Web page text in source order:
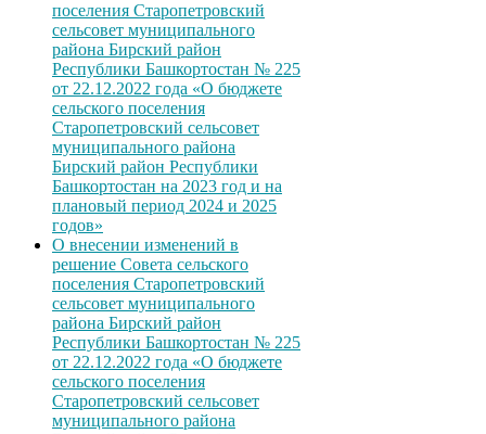
поселения Старопетровский
сельсовет муниципального
района Бирский район
Республики Башкортостан № 225
от 22.12.2022 года «О бюджете
сельского поселения
Старопетровский сельсовет
муниципального района
Бирский район Республики
Башкортостан на 2023 год и на
плановый период 2024 и 2025
годов»
О внесении изменений в
решение Совета сельского
поселения Старопетровский
сельсовет муниципального
района Бирский район
Республики Башкортостан № 225
от 22.12.2022 года «О бюджете
сельского поселения
Старопетровский сельсовет
муниципального района